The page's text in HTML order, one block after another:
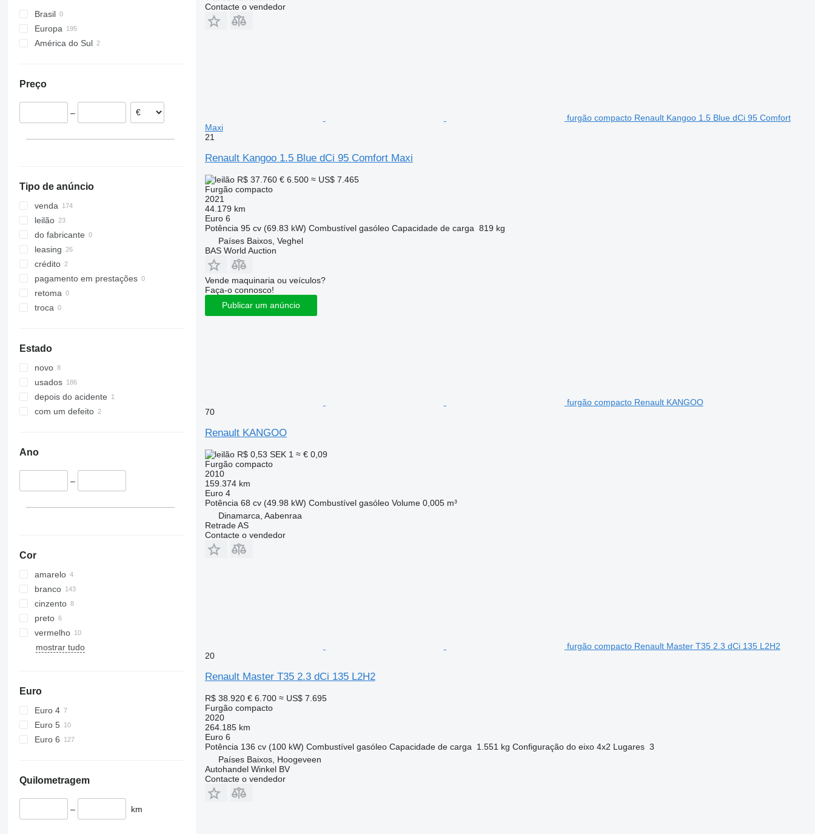
Brasil
Europa
Países Baixos
Bélgica
República Checa
América do Sul
Preço
–
Tipo de anúncio
venda
leilão
do fabricante
leasing
crédito
pagamento em prestações
retoma
troca
Estado
novo
usados
depois do acidente
com um defeito
Ano
–
Cor
amarelo
branco
cinzento
preto
vermelho
mostrar tudo
Euro
Euro 4
Euro 5
Euro 6
Quilometragem
– km
Contacte o vendedor
furgão compacto Renault Kangoo 1.5 Blue dCi 95 Comfort
Maxi
21
Renault Kangoo 1.5 Blue dCi 95 Comfort Maxi
R$ 37.760 € 6.500 ≈ US$ 7.465
Furgão compacto
2021
44.179 km
Euro 6
Potência 95 cv (69.83 kW) Combustível gasóleo Capacidade de carga 819 kg
Países Baixos, Veghel
BAS World Auction
Vende maquinaria ou veículos?
Faça-o connosco!
Publicar um anúncio
furgão compacto Renault KANGOO
70
Renault KANGOO
R$ 0,53 SEK 1 ≈ € 0,09
Furgão compacto
2010
159.374 km
Euro 4
Potência 68 cv (49.98 kW) Combustível gasóleo Volume 0,005 m³
Dinamarca, Aabenraa
Retrade AS
Contacte o vendedor
furgão compacto Renault Master T35 2.3 dCi 135 L2H2
20
Renault Master T35 2.3 dCi 135 L2H2
R$ 38.920 € 6.700 ≈ US$ 7.695
Furgão compacto
2020
264.185 km
Euro 6
Potência 136 cv (100 kW) Combustível gasóleo Capacidade de carga 1.551 kg Configuração do eixo 4x2 Lugares 3
Países Baixos, Hoogeveen
Autohandel Winkel BV
Contacte o vendedor